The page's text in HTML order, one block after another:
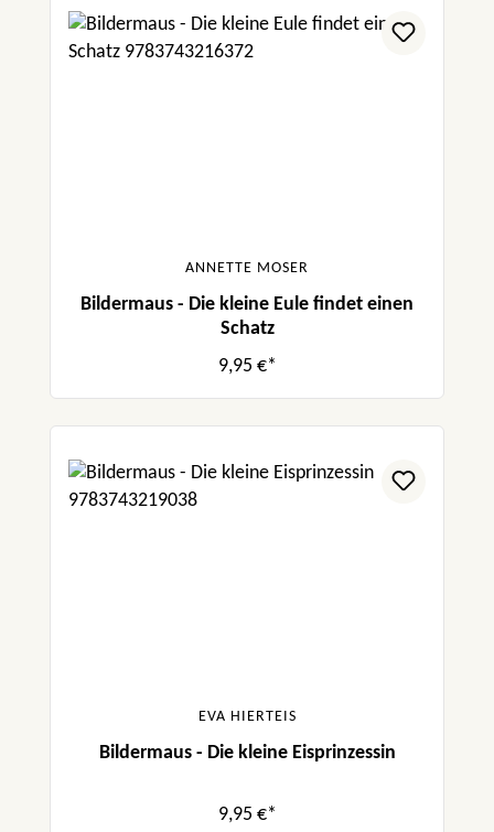
ANNETTE MOSER
Bildermaus - Die kleine Eule findet einen
Schatz
9,95 €*
EVA HIERTEIS
Bildermaus - Die kleine Eisprinzessin
9,95 €*